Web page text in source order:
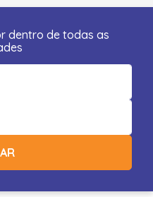
dentro de todas as